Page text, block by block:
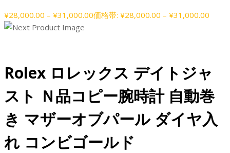
¥28,000.00 – ¥31,000.00価格帯: ¥28,000.00 – ¥31,000.00
Rolex ロレックス デイトジャ
スト Ｎ品コピー腕時計 自動巻
き マザーオブパール ダイヤ入
れ コンビゴールド